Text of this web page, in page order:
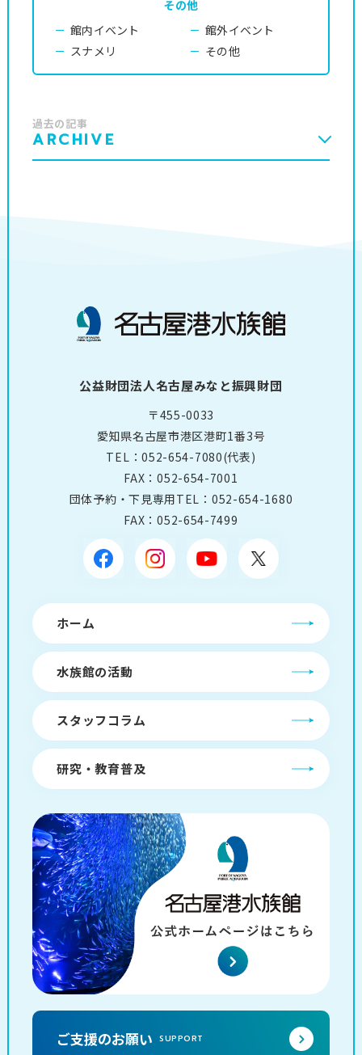
その他
館内イベント
館外イベント
スナメリ
その他
過去の記事
ARCHIVE
公益財団法人名古屋みなと振興財団
〒455-0033
愛知県名古屋市港区港町1番3号
TEL：052-654-7080(代表)
FAX：052-654-7001
団体予約・下見専用TEL： 052-654-1680
FAX：052-654-7499
ホーム
水族館の活動
スタッフコラム
研究・教育普及
ご支援のお願い SUPPORT